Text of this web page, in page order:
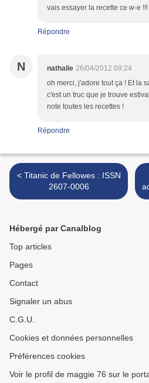
vais essayer la recette ce w-e !!!
Répondre
N nathalie 26/04/2012 09:24
oh merci, j'adore tout ça ! Et la
c'est un truc que je trouve
note toutes les recettes !
Répondre
< Titanic de Fellowes : ISSN
2607-0006
Hébergé par Canalblog
Top articles
Pages
Contact
Signaler un abus
C.G.U.
Cookies et données personnelles
Préférences cookies
Voir le profil de maggie 76 sur le